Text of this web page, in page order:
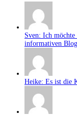
Sven: Ich
informativen
Heike: Es ist die